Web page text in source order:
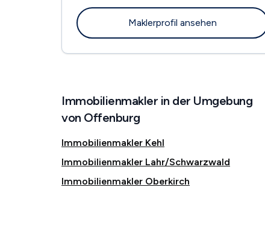
Maklerprofil ansehen
Immobilienmakler in der Umgebung
von Offenburg
Immobilienmakler Kehl
Immobilienmakler Lahr/Schwarzwald
Immobilienmakler Oberkirch